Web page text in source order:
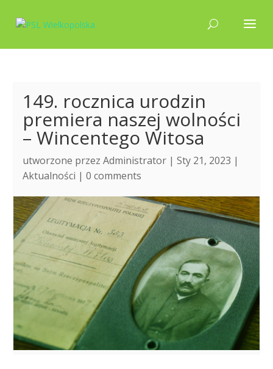
149. rocznica urodzin
premiera naszej wolności
– Wincentego Witosa
utworzone przezAdministrator | Sty 21, 2023 |
Aktualności |0 comments